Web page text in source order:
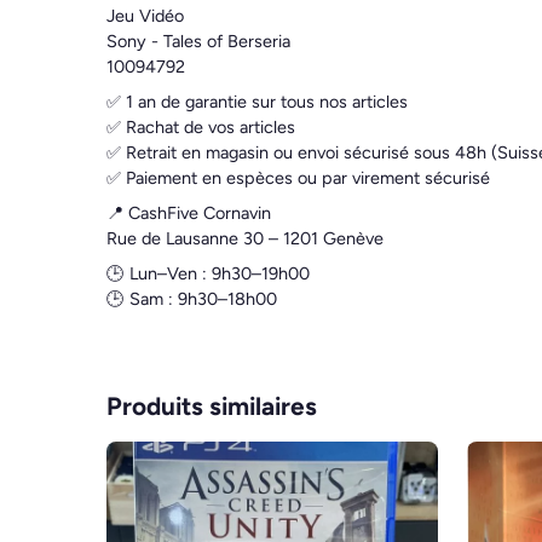
Jeu Vidéo
Sony - Tales of Berseria
10094792
✅ 1 an de garantie sur tous nos articles
✅ Rachat de vos articles
✅ Retrait en magasin ou envoi sécurisé sous 48h
✅ Paiement en espèces ou par virement sécurisé
📍 CashFive Cornavin
Rue de Lausanne 30 – 1201 Genève
🕒 Lun–Ven : 9h30–19h00
🕒 Sam : 9h30–18h00
Produits similaires